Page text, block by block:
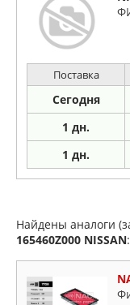
Поставка
Сегодня
1 дн.
1 дн.
Найдены аналоги
165460Z000 NISSAN: